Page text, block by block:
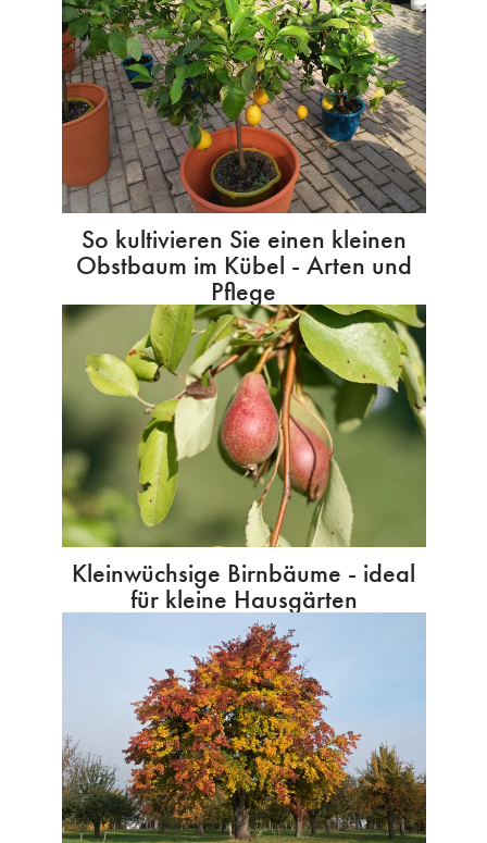
So kultivieren Sie einen kleinen
Obstbaum im Kübel - Arten und
Pflege
Kleinwüchsige Birnbäume - ideal
für kleine Hausgärten